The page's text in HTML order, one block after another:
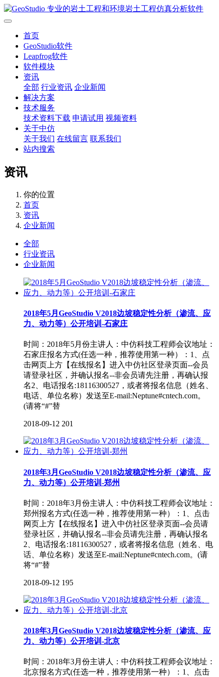
首页
GeoStudio软件
Leapfrog软件
软件模块
资讯
全部 行业资讯 企业新闻
解决方案
技术服务
技术资料下载 申请试用 视频资料
关于中仿
关于我们 在线留言 联系我们
站内搜索
资讯
你的位置
首页
资讯
企业新闻
全部
行业资讯
企业新闻
2018年5月GeoStudio V2018边坡稳定性分析（渗流、应
力、动力等）公开培训-石家庄
时间：2018年5月份主讲人：中仿科技工程师会议地址：
石家庄报名方式(任选一种，推荐使用第一种）：1、点
击网页上方【在线报名】进入中仿社区登录页面--会员
请登录社区，并确认报名--非会员请先注册，再确认报
名2、电话报名:18116300527，或者将报名信息（姓名、
电话、单位名称）发送至E-mail:Neptune#cntech.com。
(请将“#”替
2018-09-12 201
2018年3月GeoStudio V2018边坡稳定性分析（渗流、应
力、动力等）公开培训-郑州
时间：2018年3月份主讲人：中仿科技工程师会议地址：
郑州报名方式(任选一种，推荐使用第一种）：1、点击
网页上方【在线报名】进入中仿社区登录页面--会员请
登录社区，并确认报名--非会员请先注册，再确认报名
2、电话报名:18116300527，或者将报名信息（姓名、电
话、单位名称）发送至E-mail:Neptune#cntech.com。(请
将“#”替
2018-09-12 195
2018年3月GeoStudio V2018边坡稳定性分析（渗流、应
力、动力等）公开培训-北京
时间：2018年3月份主讲人：中仿科技工程师会议地址：
北京报名方式(任选一种，推荐使用第一种）：1、点击